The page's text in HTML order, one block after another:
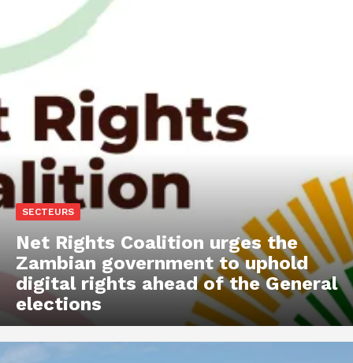
SECTEURS
Net Rights Coalition urges the
Zambian government to uphold
digital rights ahead of the General
elections